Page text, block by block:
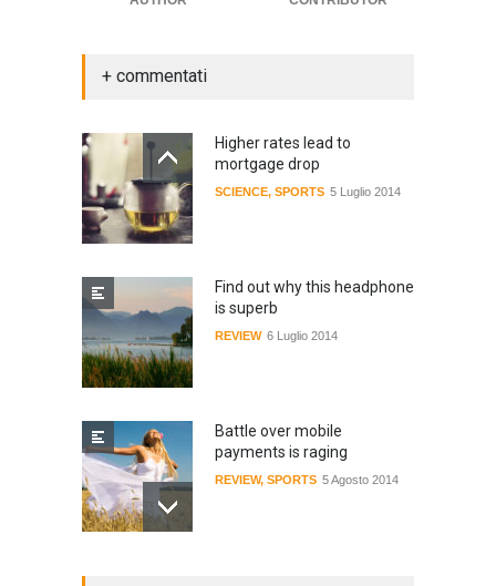
+ commentati
Higher rates lead to
mortgage drop
SCIENCE, SPORTS 5 Luglio 2014
Find out why this headphone
is superb
REVIEW 6 Luglio 2014
Battle over mobile
payments is raging
REVIEW, SPORTS 5 Agosto 2014